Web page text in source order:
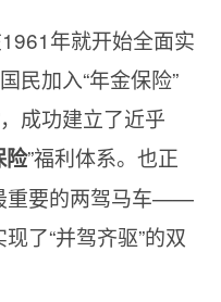
年就开始全面实
民加入“年金保险”
成功建立了近乎
险”福利体系。也正
重要的两驾马车——
了“并驾齐驱”的双